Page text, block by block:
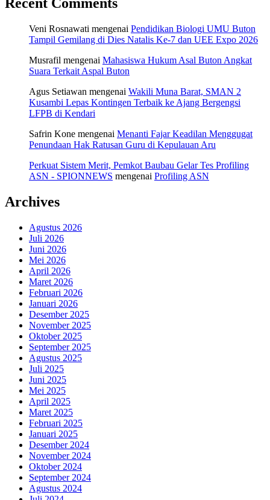
Veni Rosnawati mengenai Pendidikan Biologi UMU Buton
Tampil Gemilang di Dies Natalis Ke-7 dan UEE Expo 2026
Musrafil mengenai Mahasiswa Hukum Asal Buton Angkat
Suara Terkait Aspal Buton
Agus Setiawan mengenai Wakili Muna Barat, SMAN 2
Kusambi Lepas Kontingen Terbaik ke Ajang Bergengsi
LFPB di Kendari
Safrin Kone mengenai Menanti Fajar Keadilan Menggugat
Penundaan Hak Ratusan Guru di Kepulauan Aru
Perkuat Sistem Merit, Pemkot Baubau Gelar Tes Profiling
ASN - SPIONNEWS mengenai Profiling ASN
Archives
Agustus 2026
Juli 2026
Juni 2026
Mei 2026
April 2026
Maret 2026
Februari 2026
Januari 2026
Desember 2025
November 2025
Oktober 2025
September 2025
Agustus 2025
Juli 2025
Juni 2025
Mei 2025
April 2025
Maret 2025
Februari 2025
Januari 2025
Desember 2024
November 2024
Oktober 2024
September 2024
Agustus 2024